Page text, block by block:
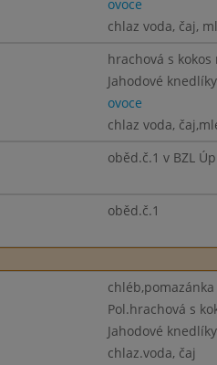
ovoce
chlaz voda, čaj,
hrachová s kokos
Jahodové
ovoce
chlaz voda,
oběd.č.1 v BZL
oběd.č.1
Pol.hrachová s
Jahodové
chlaz.voda, čaj